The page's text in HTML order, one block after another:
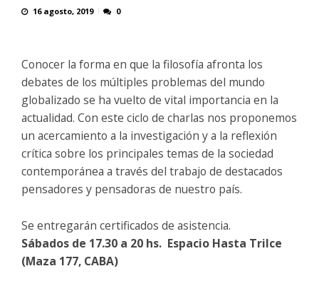
16 agosto, 2019 0
Conocer la forma en que la filosofía afronta los
debates de los múltiples problemas del mundo
globalizado se ha vuelto de vital importancia en la
actualidad. Con este ciclo de charlas nos proponemos
un acercamiento a la investigación y a la reflexión
crítica sobre los principales temas de la sociedad
contemporánea a través del trabajo de destacados
pensadores y pensadoras de nuestro país.
Se entregarán certificados de asistencia.
Sábados de 17.30 a 20 hs. Espacio Hasta Trilce
(Maza 177, CABA)